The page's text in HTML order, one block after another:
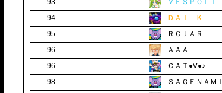
93
ＶＥＳＰＯＬＩ
94
ＤＡＩ－Ｋ
95
ＲＣＪＡＲ
96
ＡＡＡ
96
ＣＡＴ●∀●♪
98
ＳＡＧＥＮＡＭＩ